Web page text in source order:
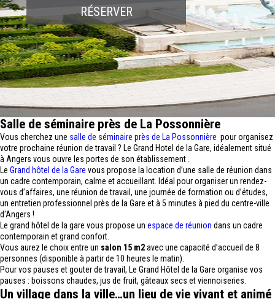
RÉSERVER
Salle de séminaire près de La Possonnière
Vous cherchez une salle de séminaire près de La Possonnière pour organisez
votre prochaine réunion de travail ? Le Grand Hotel de la Gare, idéalement situé
à Angers vous ouvre les portes de son établissement .
Le Grand hôtel de la Gare vous propose la location d’une salle de réunion dans
un cadre contemporain, calme et accueillant. Idéal pour organiser un rendez-
vous d’affaires, une réunion de travail, une journée de formation ou d’études,
un entretien professionnel près de la Gare et à 5 minutes à pied du centre-ville
d'Angers !
Le grand hôtel de la gare vous propose un espace de réunion dans un cadre
contemporain et grand confort.
Vous aurez le choix entre un salon 15 m2avec une capacité d’accueil de 8
personnes (disponible à partir de 10 heures le matin).
Pour vos pauses et gouter de travail, Le Grand Hôtel de la Gare organise vos
pauses : boissons chaudes, jus de fruit, gâteaux secs et viennoiseries.
Un village dans la ville…un lieu de vie vivant et animé